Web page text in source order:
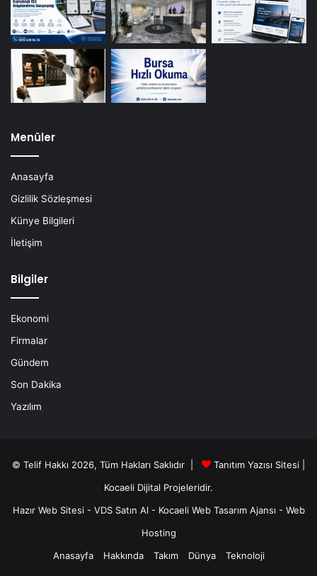
Menüler
Anasayfa
Gizlilik Sözleşmesi
Künye Bilgileri
İletişim
Bilgiler
Ekonomi
Firmalar
Gündem
Son Dakika
Yazılım
© Telif Hakkı 2026, Tüm Hakları Saklıdır |
Tanıtım Yazısı Sitesi |
Kocaeli Dijital Projeleridir.
Hazır Web Sitesi- VDS Satın Al - Kocaeli Web Tasarım Ajansı - Web
Hosting
Anasayfa
Hakkında Takım Dünya Teknoloji